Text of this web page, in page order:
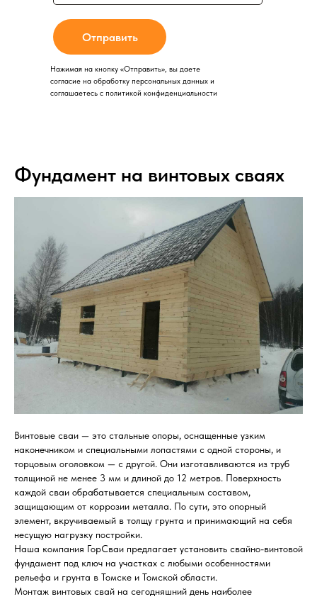
Отправить
Нажимая на кнопку «Отправить», вы даете
согласие на обработку персональных данных и
соглашаетесь с политикой конфиденциальности
Фундамент на винтовых сваях
Винтовые сваи — это стальные опоры, оснащенные узким
наконечником и специальными лопастями с одной стороны, и
торцовым оголовком — с другой. Они изготавливаются из труб
толщиной не менее 3 мм и длиной до 12 метров. Поверхность
каждой сваи обрабатывается специальным составом,
защищающим от коррозии металла. По сути, это опорный
элемент, вкручиваемый в толщу грунта и принимающий на себя
несущую нагрузку постройки.
Наша компания ГорСваи предлагает установить свайно-винтовой
фундамент под ключ на участках с любыми особенностями
рельефа и грунта в Томске и Томской области.
Монтаж винтовых свай на сегодняшний день наиболее